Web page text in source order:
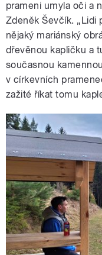
prameni umyla oči a
Zdeněk Ševčík. „Lidi
nějaký mariánský
dřevěnou kapličku a
současnou
v církevních
zažité říkat tomu